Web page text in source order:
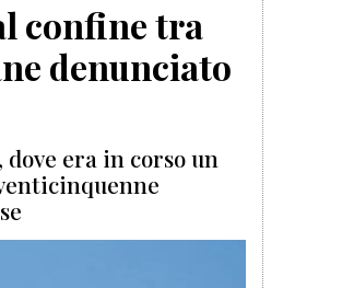
confine tra
denunciato
era in corso un